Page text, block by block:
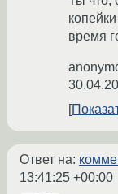
время
Ответ на:
13:41:25 +00:00